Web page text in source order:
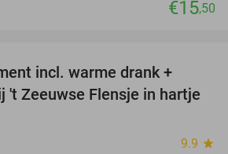
€15,50
incl. warme drank +
't Zeeuwse Flensje in hartje
9.9 star